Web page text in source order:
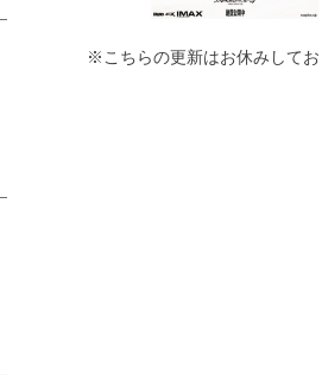
※こちらの更新はお休みしてお